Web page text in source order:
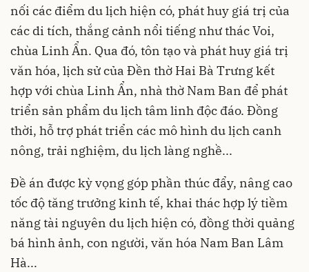
nối các điểm du lịch hiện có, phát huy giá trị của
các di tích, thắng cảnh nổi tiếng như thác Voi,
chùa Linh Ẩn. Qua đó, tôn tạo và phát huy giá trị
văn hóa, lịch sử của Đền thờ Hai Bà Trưng kết
hợp với chùa Linh Ẩn, nhà thờ Nam Ban để phát
triển sản phẩm du lịch tâm linh độc đáo. Đồng
thời, hỗ trợ phát triển các mô hình du lịch canh
nông, trải nghiệm, du lịch làng nghề...
Đề án được kỳ vọng góp phần thúc đẩy, nâng cao
tốc độ tăng trưởng kinh tế, khai thác hợp lý tiềm
năng tài nguyên du lịch hiện có, đồng thời quảng
bá hình ảnh, con người, văn hóa Nam Ban Lâm
Hà...